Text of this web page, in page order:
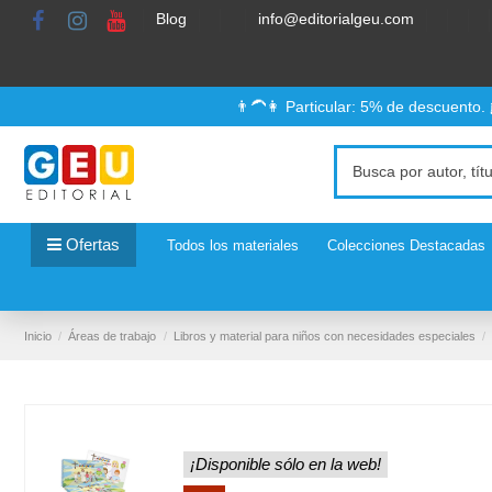
Blog info@editorialgeu.com
👨‍🦱👩 Particular: 5% de
Ofertas Todos los materiales Colecciones Destacadas
Inicio Áreas de trabajo Libros y material para niños con necesidades especiales
¡Disponible sólo en la web!